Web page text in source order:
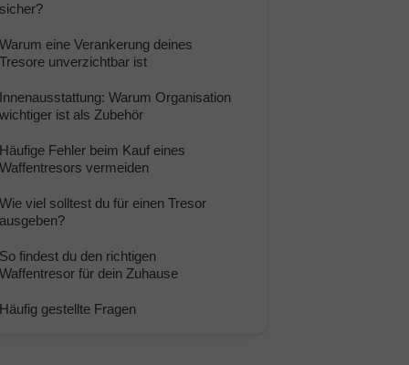
sicher?
Warum eine Verankerung deines
Tresore unverzichtbar ist
Innenausstattung: Warum Organisation
wichtiger ist als Zubehör
Häufige Fehler beim Kauf eines
Waffentresors vermeiden
Wie viel solltest du für einen Tresor
ausgeben?
So findest du den richtigen
Waffentresor für dein Zuhause
Häufig gestellte Fragen